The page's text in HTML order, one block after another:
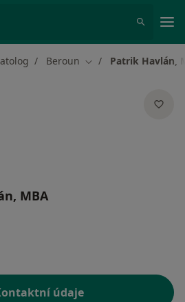
Beroun Změna města
Patrik Havlán,
MBA
údaje